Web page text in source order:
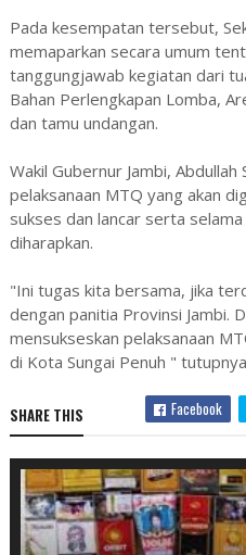
Pada kesempatan tersebut,
memaparkan secara umum
tanggungjawab kegiatan dari
Bahan Perlengkapan Lomba,
dan tamu undangan.
Wakil Gubernur Jambi, Abdullah
pelaksanaan MTQ yang akan
sukses dan lancar serta
diharapkan.
"Ini tugas kita bersama, jika
dengan panitia Provinsi Jambi.
mensukseskan pelaksanaan
di Kota Sungai Penuh "
SHARE THIS Facebook